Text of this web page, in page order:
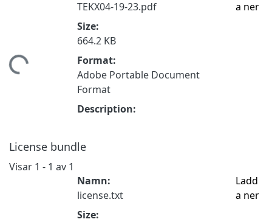
TEKX04-19-23.pdf
Size:
664.2 KB
Format:
Adobe Portable Document
Format
Description:
a ner
License bundle
Visar 1 - 1 av 1
Namn:
license.txt
Size:
Ladd
a ner